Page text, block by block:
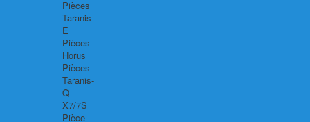
Pièces
Taranis-
E
Pièces
Horus
Pièces
Taranis-
Q
X7/7S
Pièce